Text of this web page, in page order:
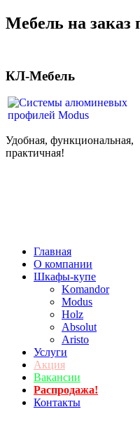
Мебель на заказ
КЛ-Мебель
Удобная, функциональная,
практичная!
Главная
О компании
Шкафы-купе
Komandor
Modus
Holz
Absolut
Aristo
Услуги
Акция
Вакансии
Распродажа!
Контакты